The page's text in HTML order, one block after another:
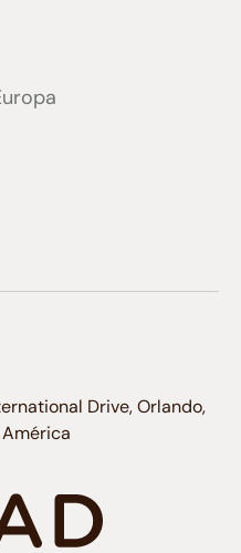
Drive, Orlando,
América